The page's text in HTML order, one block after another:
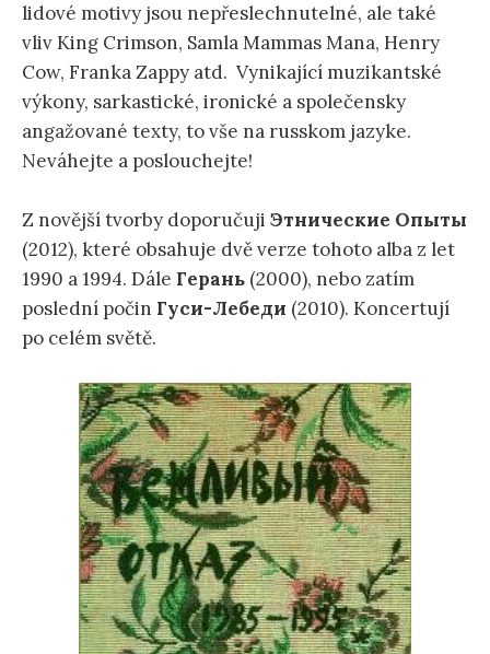
lidové motivy jsou nepřeslechnutelné, ale také
vliv King Crimson, Samla Mammas Mana, Henry
Cow, Franka Zappy atd. Vynikající muzikantské
výkony, sarkastické, ironické a společensky
angažované texty, to vše na russkom jazyke.
Neváhejte a poslouchejte!
Z novější tvorby doporučuji Этнические Опыты
(2012), které obsahuje dvě verze tohoto alba z let
1990 a 1994. Dále Герань (2000), nebo zatím
poslední počin Гуси-Лебеди (2010). Koncertují
po celém světě.